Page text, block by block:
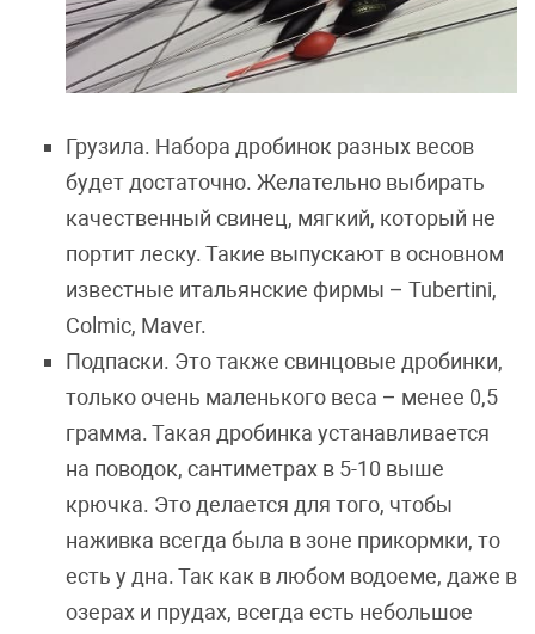
Грузила. Набора дробинок разных весов
будет достаточно. Желательно выбирать
качественный свинец, мягкий, который не
портит леску. Такие выпускают в основном
известные итальянские фирмы – Tubertini,
Colmic, Maver.
Подпаски. Это также свинцовые дробинки,
только очень маленького веса – менее 0,5
грамма. Такая дробинка устанавливается
на поводок, сантиметрах в 5-10 выше
крючка. Это делается для того, чтобы
наживка всегда была в зоне прикормки, то
есть у дна. Так как в любом водоеме, даже в
озерах и прудах, всегда есть небольшое